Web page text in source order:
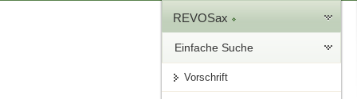
REVOSax
Einfache Suche
Vorschrift